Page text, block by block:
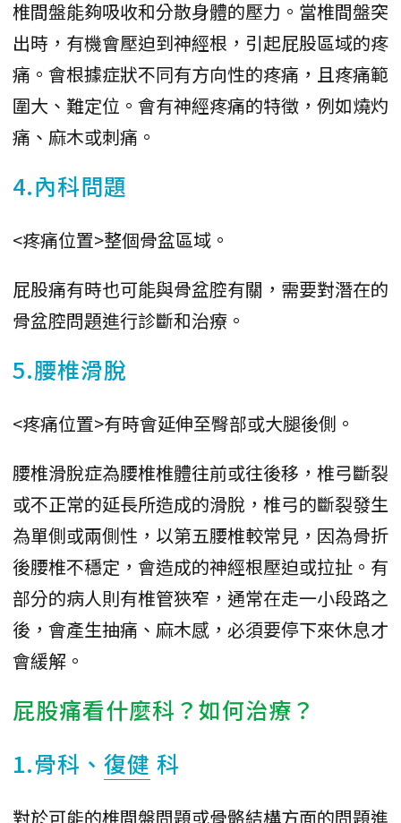
椎間盤能夠吸收和分散身體的壓力。當椎間盤突
出時，有機會壓迫到神經根，引起屁股區域的疼
痛。會根據症狀不同有方向性的疼痛，且疼痛範
圍大、難定位。會有神經疼痛的特徵，例如燒灼
痛、麻木或刺痛。
4.內科問題
<疼痛位置>整個骨盆區域。
屁股痛有時也可能與骨盆腔有關，需要對潛在的
骨盆腔問題進行診斷和治療。
5.腰椎滑脫
<疼痛位置>有時會延伸至臀部或大腿後側。
腰椎滑脫症為腰椎椎體往前或往後移，椎弓斷裂
或不正常的延長所造成的滑脫，椎弓的斷裂發生
為單側或兩側性，以第五腰椎較常見，因為骨折
後腰椎不穩定，會造成的神經根壓迫或拉扯。有
部分的病人則有椎管狹窄，通常在走一小段路之
後，會產生抽痛、麻木感，必須要停下來休息才
會緩解。
屁股痛看什麼科？如何治療？
1.骨科、 復健 科
對於可能的椎間盤問題或骨骼結構方面的問題進